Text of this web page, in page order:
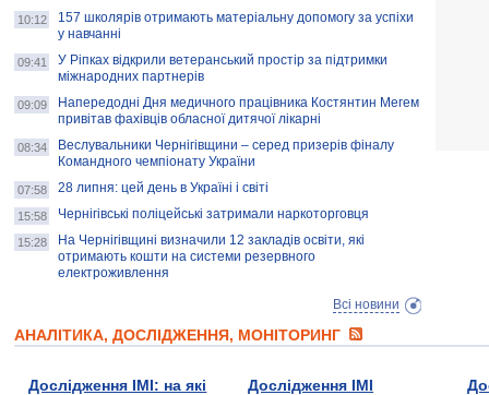
10:12
157 школярів отримають матеріальну допомогу за успіхи
у навчанні
09:41
У Ріпках відкрили ветеранський простір за підтримки
міжнародних партнерів
09:09
Напередодні Дня медичного працівника Костянтин Мегем
привітав фахівців обласної дитячої лікарні
08:34
Веслувальники Чернігівщини – серед призерів фіналу
Командного чемпіонату України
07:58 28 липня: цей день в Україні і світі
15:58 Чернігівські поліцейські затримали наркоторговця
15:28
На Чернігівщині визначили 12 закладів освіти, які
отримають кошти на системи резервного
електроживлення
Всі новини
АНАЛІТИКА, ДОСЛІДЖЕННЯ, МОНІТОРИНГ
Дослідження ІМІ: на які
Дослідження ІМІ